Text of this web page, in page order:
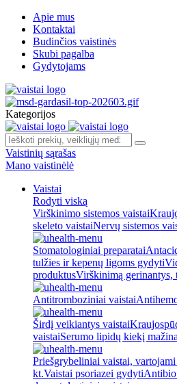
Apie mus
Kontaktai
Budinčios vaistinės
Skubi pagalba
Gydytojams
Kategorijos
Vaistinių sąrašas
Mano vaistinėlė
Vaistai
Rodyti viską
Virškinimo sistemos vaistai
skeleto vaistaiNervų sistemos
Stomatologiniai preparatai
tulžies ir kepenų ligoms gydyti
produktusVirškinimą gerinantys,
Antitromboziniai vaistai
Širdį veikiantys vaistai
vaistaiSerumo lipidų kiekį
Priešgrybeliniai vaistai,
kt.Vaistai psoriazei gydyti